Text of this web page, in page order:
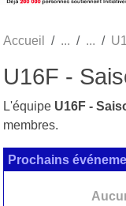
Accueil
U16F -
L'équipe U16F -
membres.
Prochains